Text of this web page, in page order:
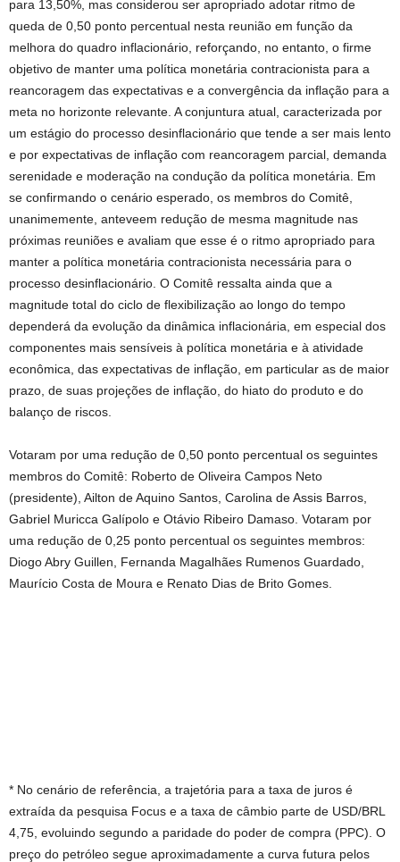
para 13,50%, mas considerou ser apropriado adotar ritmo de
queda de 0,50 ponto percentual nesta reunião em função da
melhora do quadro inflacionário, reforçando, no entanto, o firme
objetivo de manter uma política monetária contracionista para a
reancoragem das expectativas e a convergência da inflação para a
meta no horizonte relevante. A conjuntura atual, caracterizada por
um estágio do processo desinflacionário que tende a ser mais lento
e por expectativas de inflação com reancoragem parcial, demanda
serenidade e moderação na condução da política monetária. Em
se confirmando o cenário esperado, os membros do Comitê,
unanimemente, anteveem redução de mesma magnitude nas
próximas reuniões e avaliam que esse é o ritmo apropriado para
manter a política monetária contracionista necessária para o
processo desinflacionário. O Comitê ressalta ainda que a
magnitude total do ciclo de flexibilização ao longo do tempo
dependerá da evolução da dinâmica inflacionária, em especial dos
componentes mais sensíveis à política monetária e à atividade
econômica, das expectativas de inflação, em particular as de maior
prazo, de suas projeções de inflação, do hiato do produto e do
balanço de riscos.
Votaram por uma redução de 0,50 ponto percentual os seguintes
membros do Comitê: Roberto de Oliveira Campos Neto
(presidente), Ailton de Aquino Santos, Carolina de Assis Barros,
Gabriel Muricca Galípolo e Otávio Ribeiro Damaso. Votaram por
uma redução de 0,25 ponto percentual os seguintes membros:
Diogo Abry Guillen, Fernanda Magalhães Rumenos Guardado,
Maurício Costa de Moura e Renato Dias de Brito Gomes.
* No cenário de referência, a trajetória para a taxa de juros é
extraída da pesquisa Focus e a taxa de câmbio parte de USD/BRL
4,75, evoluindo segundo a paridade do poder de compra (PPC). O
preço do petróleo segue aproximadamente a curva futura pelos